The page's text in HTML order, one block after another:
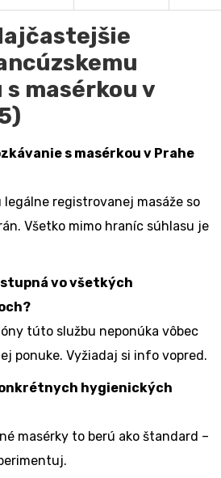
masérkou v
s masérkou v Prahe
legálne registrovanej masáže so
Všetko mimo hraníc súhlasu je
vo všetkých
túto službu neponúka vôbec
ponuke. Vyžiadaj si info vopred.
hygienických
masérky to berú ako štandard –